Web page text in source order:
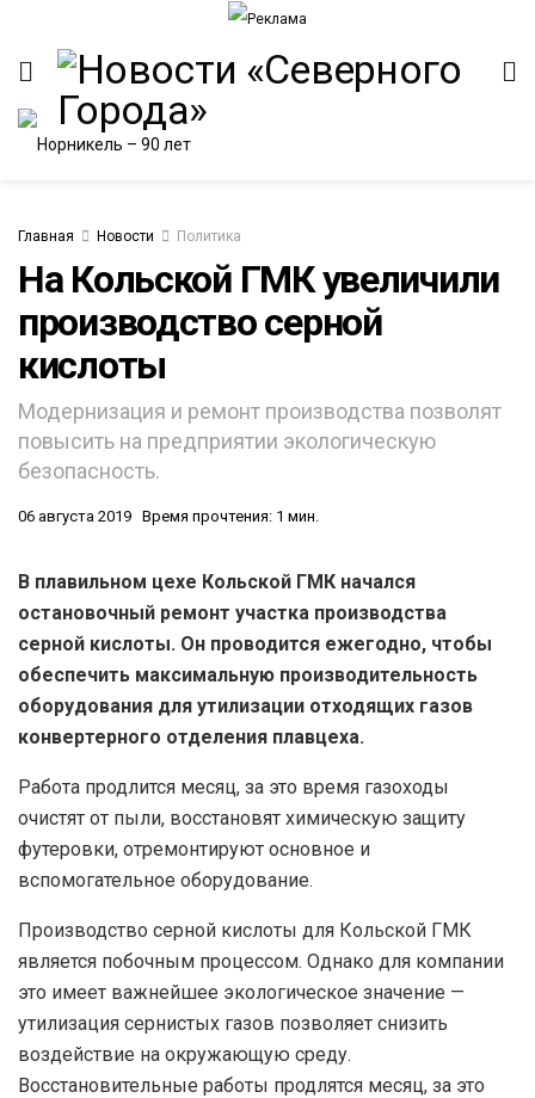
Главная Новости Политика
На Кольской ГМК увеличили
производство серной
кислоты
Модернизация и ремонт производства позволят
повысить на предприятии экологическую
безопасность.
06 августа 2019 Время прочтения: 1 мин.
В плавильном цехе Кольской ГМК начался
остановочный ремонт участка производства
серной кислоты. Он проводится ежегодно, чтобы
обеспечить максимальную производительность
оборудования для утилизации отходящих газов
конвертерного отделения плавцеха.
Работа продлится месяц, за это время газоходы
очистят от пыли, восстановят химическую защиту
футеровки, отремонтируют основное и
вспомогательное оборудование.
Производство серной кислоты для Кольской ГМК
является побочным процессом. Однако для компании
это имеет важнейшее экологическое значение —
утилизация сернистых газов позволяет снизить
воздействие на окружающую среду.
Восстановительные работы продлятся месяц, за это